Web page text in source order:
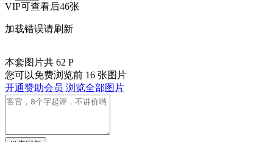
VIP可查看后46张
加载错误请刷新
本套图片共 62 P
您可以免费浏览前 16 张图片
开通赞助会员 浏览全部图片